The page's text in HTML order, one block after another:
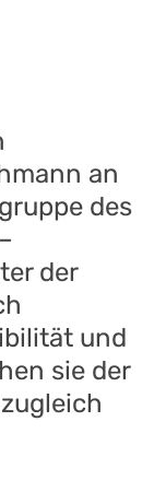
an
des
der
und
sie der